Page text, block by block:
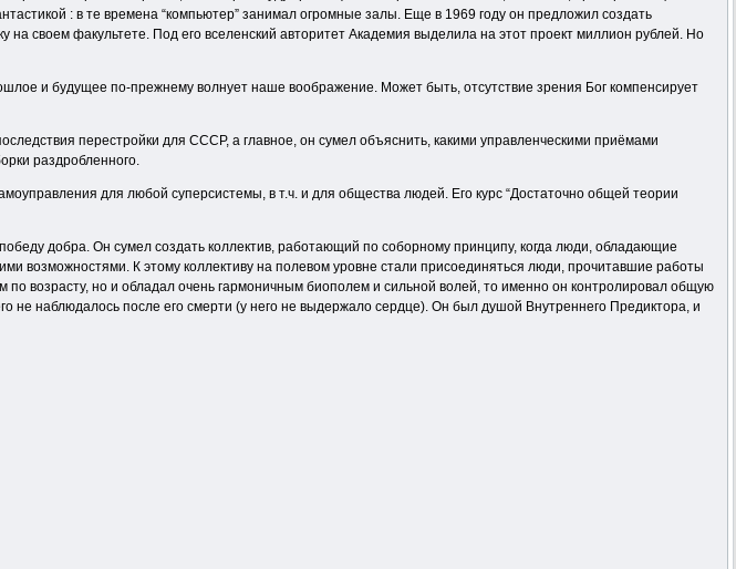
: в те времена “компьютер” занимал огромные залы. Еще в 1969 году он предложил создать
на своем факультете. Под его вселенский авторитет Академия выделила на этот проект миллион рублей. Но
и будущее по-прежнему волнует наше воображение. Может быть, отсутствие зрения Бог компенсирует
перестройки для СССР, а главное, он сумел объяснить, какими управленческими приёмами
раздробленного.
для любой суперсистемы, в т.ч. и для общества людей. Его курс “Достаточно общей теории
добра. Он сумел создать коллектив, работающий по соборному принципу, когда люди, обладающие
возможностями. К этому коллективу на полевом уровне стали присоединяться люди, прочитавшие работы
возрасту, но и обладал очень гармоничным биополем и сильной волей, то именно он контролировал общую
не наблюдалось после его смерти (у него не выдержало сердце). Он был душой Внутреннего Предиктора, и